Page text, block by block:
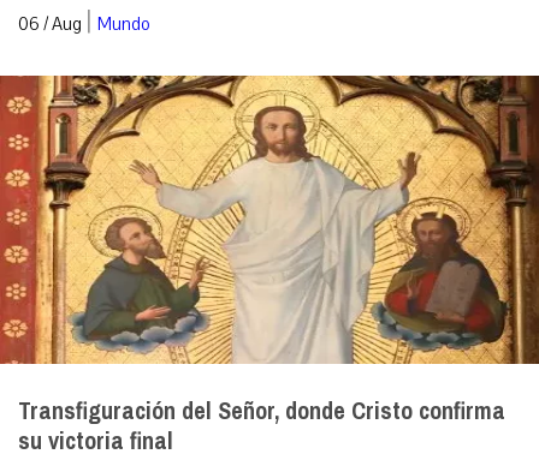
06 / Aug | Mundo
Transfiguración del Señor, donde Cristo confirma
su victoria final